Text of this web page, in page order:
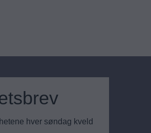
hver søndag kveld